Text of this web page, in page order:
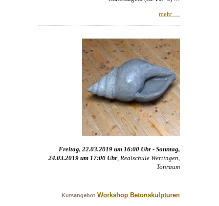
mehr …
Freitag, 22.03.2019 um 16:00 Uhr - Sonntag,
24.03.2019 um 17:00 Uhr, Realschule Wertingen,
Tonraum
Kursangebot Workshop Betonskulpturen